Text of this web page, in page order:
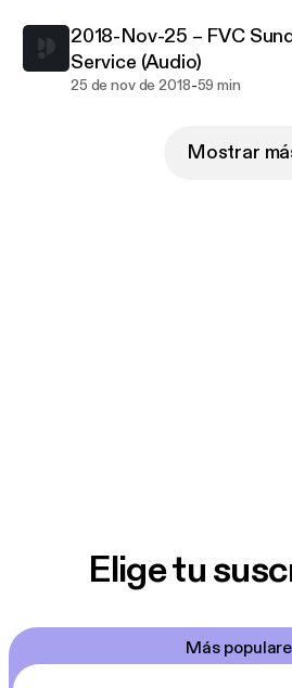
2018-Nov-25 – FVC
Service (Audio)
25 de nov de 2018-59 min
Mostrar
Elige tu
Más